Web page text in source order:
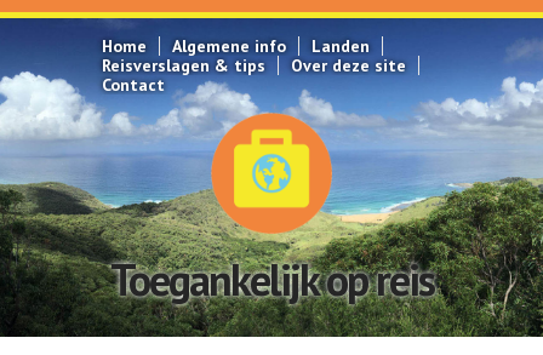
Overslaan en naar de inhoud gaan
Home
Algemene info
Landen
Reisverslagen & tips
Over deze site
Contact
Toegankelijk op reis